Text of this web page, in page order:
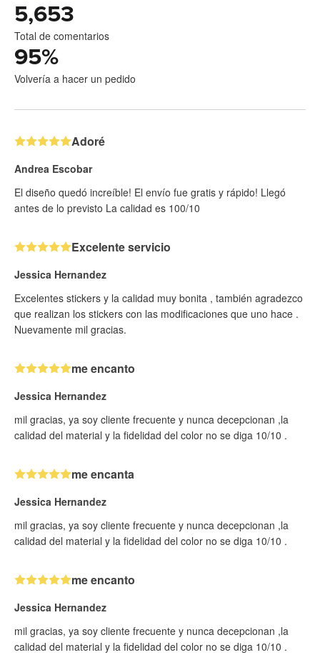
5,653
Total de comentarios
95%
Volvería a hacer un pedido
Adoré
Andrea Escobar
El diseño quedó increíble! El envío fue gratis y rápido! Llegó
antes de lo previsto La calidad es 100/10
Excelente servicio
Jessica Hernandez
Excelentes stickers y la calidad muy bonita , también agradezco
que realizan los stickers con las modificaciones que uno hace .
Nuevamente mil gracias.
me encanto
Jessica Hernandez
mil gracias, ya soy cliente frecuente y nunca decepcionan ,la
calidad del material y la fidelidad del color no se diga 10/10 .
me encanta
Jessica Hernandez
mil gracias, ya soy cliente frecuente y nunca decepcionan ,la
calidad del material y la fidelidad del color no se diga 10/10 .
me encanto
Jessica Hernandez
mil gracias, ya soy cliente frecuente y nunca decepcionan ,la
calidad del material y la fidelidad del color no se diga 10/10 .